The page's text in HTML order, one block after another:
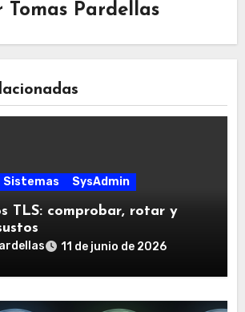
Tomas Pardellas
Sistemas SysAdmin
TLS: comprobar, rotar y
11 de junio de 2026